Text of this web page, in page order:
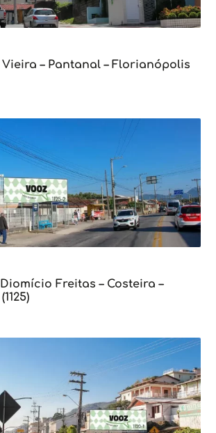
Vieira – Pantanal – Florianópolis
Freitas – Costeira –